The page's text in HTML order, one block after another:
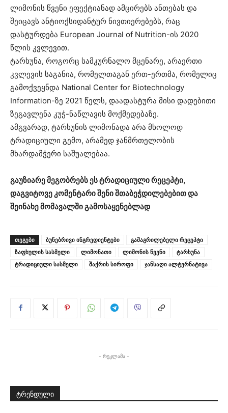
ლიმონის წვენი ეფექტიანად ამცირებს ანთებას და
შეიცავს ანტიოქსიდანტურ ნივთიერებებს, რაც
დასტურდება European Journal of Nutrition-ის 2020
წლის კვლევით.
ტარხუნა, როგორც სამკურნალო მცენარე, არაერთი
კვლევის საგანია, რომელთაგან ერთ-ერთმა, რომელიც
გამოქვეყნდა National Center for Biotechnology
Information-ზე 2021 წელს, დაადასტურა მისი დადებითი
ზეგავლენა კუჭ-ნაწლავის მოქმედებაზე.
ამგვარად, ტარხუნის ლიმონადა არა მხოლოდ
ტრადიციული გემო, არამედ ჯანმრთელობის
მხარდამჭერი საშუალებაა.
გაუზიარე მეგობრებს ეს ტრადიციული რეცეპტი,
დაგვიტოვე კომენტარი შენი შთაბეჭდილებებით და
შეინახე მომავალში გამოსაყენებლად
ᲗᲔᲒᲔᲑᲘ ბუნებრივი ინგრედიენტები
გამაგრილებელი რეცეპტი
ზაფხულის სასმელი
ლიმონათი ლიმონის წვენი
ტარხუნა
ტრადიციული სასმელი
შაქრის სიროფი ჯანსაღი ალტერნატივა
- რეკლამა -
ტრენდული